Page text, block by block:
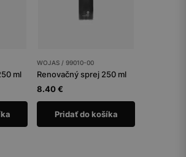
ml
WOJAS / 99010-00
Renovačný sprej 250 ml
8.40 €
Pridať do košíka